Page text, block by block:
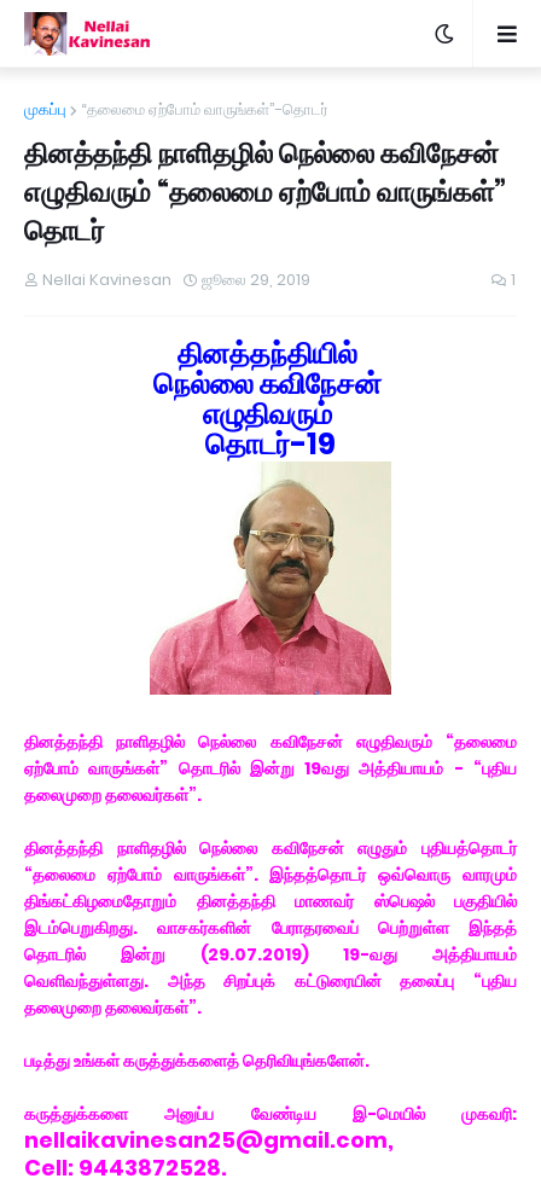
முகப்பு “தலைமை ஏற்போம் வாருங்கள்”-தொடர்
தினத்தந்தி நாளிதழில் நெல்லை கவிநேசன்
எழுதிவரும் “தலைமை ஏற்போம் வாருங்கள்”
தொடர்
Nellai Kavinesan ஜூலை 29, 2019 1
தினத்தந்தியில்
நெல்லை கவிநேசன்
எழுதிவரும்
தொடர்-19
தினத்தந்தி நாளிதழில் நெல்லை கவிநேசன் எழுதிவரும் “தலைமை
ஏற்போம் வாருங்கள்” தொடரில் இன்று 19வது அத்தியாயம் - “புதிய
தலைமுறை தலைவர்கள்”.
தினத்தந்தி நாளிதழில் நெல்லை கவிநேசன் எழுதும் புதியத்தொடர்
“தலைமை ஏற்போம் வாருங்கள்”. இந்தத்தொடர் ஒவ்வொரு வாரமும்
திங்கட்கிழமைதோறும் தினத்தந்தி மாணவர் ஸ்பெஷல் பகுதியில்
இடம்பெறுகிறது. வாசகர்களின் பேராதரவைப் பெற்றுள்ள இந்தத்
தொடரில் இன்று (29.07.2019) 19-வது அத்தியாயம்
வெளிவந்துள்ளது. அந்த சிறப்புக் கட்டுரையின் தலைப்பு “புதிய
தலைமுறை தலைவர்கள்”.
படித்து உங்கள் கருத்துக்களைத் தெரிவியுங்களேன்.
கருத்துக்களை அனுப்ப வேண்டிய இ-மெயில் முகவரி:
nellaikavinesan25@gmail.com,
Cell: 9443872528.